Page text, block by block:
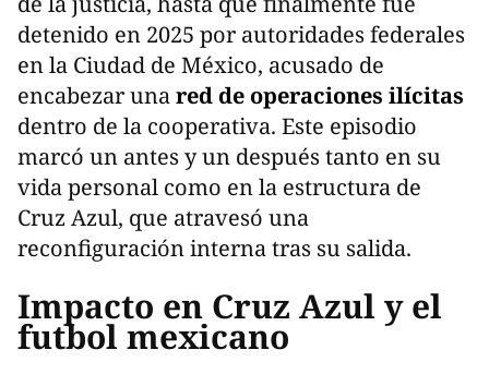
detenido en 2025 por autoridades federales
en la Ciudad de México, acusado de
encabezar unared de operaciones ilícitas
dentro de la cooperativa. Este episodio
marcó un antes y un después tanto en su
vida personal como en la estructura de
Cruz Azul, que atravesó una
reconfiguración interna tras su salida.
Impacto en Cruz Azul y el
futbol mexicano